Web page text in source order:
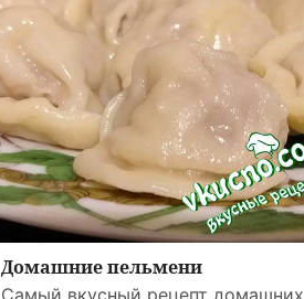
Домашние пельмени
Самый вкусный рецепт домашних